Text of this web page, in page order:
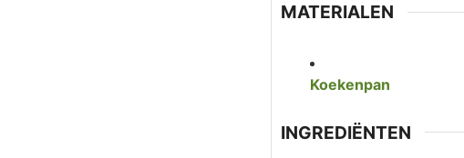
MATERIALEN
Koekenpan
INGREDIËNTEN